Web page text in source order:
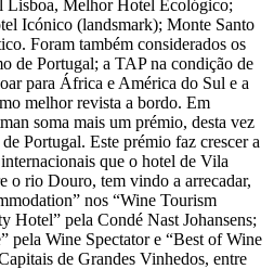
Melhor Hotel Ecológico;
Icónico (landsmark); Monte Santo
Foram também considerados os
de Portugal; a TAP na condição de
para África e América do Sul e a
melhor revista a bordo. Em
soma mais um prémio, desta vez
Portugal. Este prémio faz crescer a
que o hotel de Vila
o rio Douro, tem vindo a arrecadar,
nos “Wine Tourism
Hotel” pela Condé Nast Johansens;
pela Wine Spectator e “Best of Wine
de Grandes Vinhedos, entre